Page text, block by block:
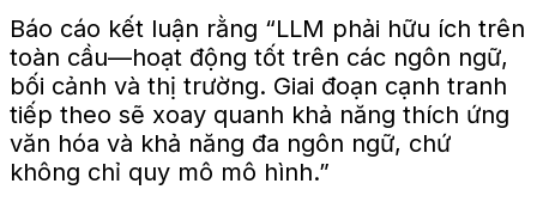
Báo cáo kết luận rằng “LLM phải hữu ích trên
toàn cầu—hoạt động tốt trên các ngôn ngữ,
bối cảnh và thị trường. Giai đoạn cạnh tranh
tiếp theo sẽ xoay quanh khả năng thích ứng
văn hóa và khả năng đa ngôn ngữ, chứ
không chỉ quy mô mô hình.”